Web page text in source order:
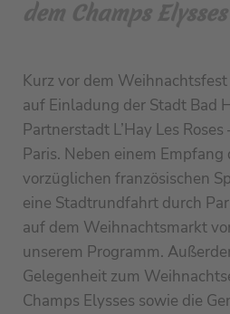
dem Champs Elysses
Kurz vor dem
auf Einladung der Stadt Bad
Partnerstadt L’Hay Les
Paris. Neben einem
vorzüglichen französischen
eine Stadtrundfahrt durch
auf dem Weihnachtsmarkt
unserem Programm.
Gelegenheit zum
Champs Elysses sowie die